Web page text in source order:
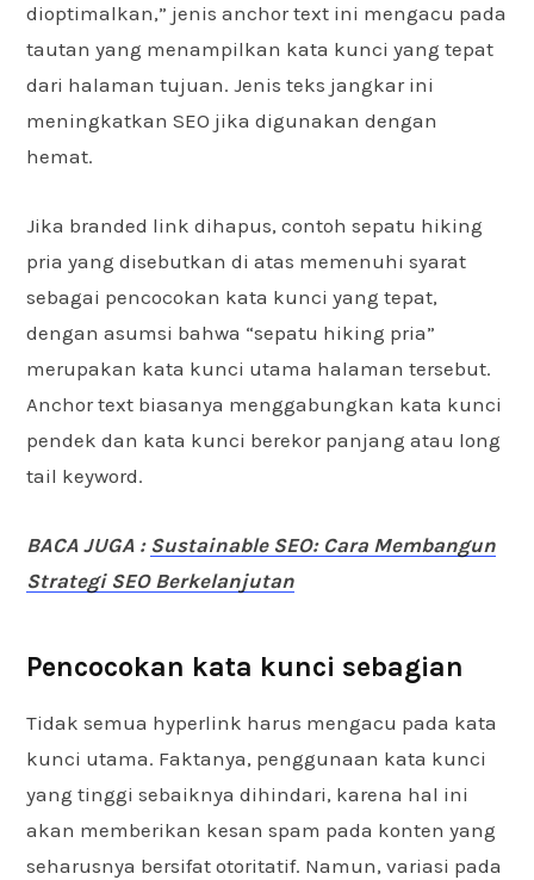
dioptimalkan,” jenis anchor text ini mengacu pada
tautan yang menampilkan kata kunci yang tepat
dari halaman tujuan. Jenis teks jangkar ini
meningkatkan SEO jika digunakan dengan
hemat.
Jika branded link dihapus, contoh sepatu hiking
pria yang disebutkan di atas memenuhi syarat
sebagai pencocokan kata kunci yang tepat,
dengan asumsi bahwa “sepatu hiking pria”
merupakan kata kunci utama halaman tersebut.
Anchor text biasanya menggabungkan kata kunci
pendek dan kata kunci berekor panjang atau long
tail keyword.
BACA JUGA : Sustainable SEO: Cara Membangun
Strategi SEO Berkelanjutan
Pencocokan kata kunci sebagian
Tidak semua hyperlink harus mengacu pada kata
kunci utama. Faktanya, penggunaan kata kunci
yang tinggi sebaiknya dihindari, karena hal ini
akan memberikan kesan spam pada konten yang
seharusnya bersifat otoritatif. Namun, variasi pada